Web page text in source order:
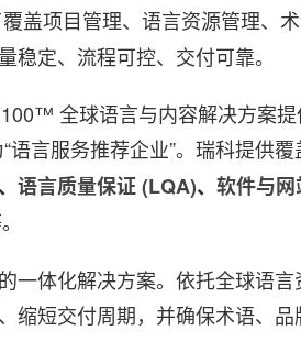
盖项目管理、语言资源管理、
定、流程可控、交付可靠。
全球语言与内容解决方案
言服务推荐企业”。瑞科提供
、 语言质量保证 (LQA)、 软件与
体化解决方案。依托全球语言
缩短交付周期，并确保术语、品